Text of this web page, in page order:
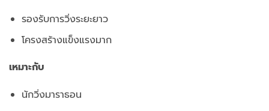
รองรับการวิ่งระยะยาว
โครงสร้างแข็งแรงมาก
เหมาะกับ
นักวิ่งมาราธอน